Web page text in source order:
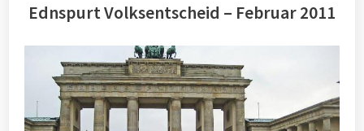
Ednspurt Volksentscheid – Februar 2011